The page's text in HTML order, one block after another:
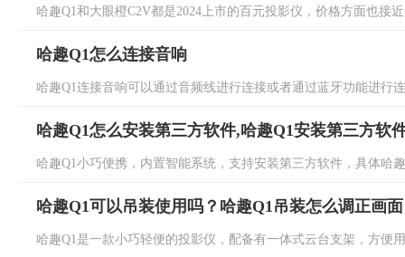
哈趣Q1和大眼橙C2V都是2024上市的百元投影仪，价格方面也接
哈趣Q1怎么连接音响
哈趣Q1连接音响可以通过音频线进行连接或者通过蓝牙功能进行
哈趣Q1怎么安装第三方软件,哈趣Q1安装第三方软
哈趣Q1小巧便携，内置智能系统，支持安装第三方软件，具体哈
哈趣Q1可以吊装使用吗？哈趣Q1吊装怎么调正画面
哈趣Q1是一款小巧轻便的投影仪，配备有一体式云台支架，方便